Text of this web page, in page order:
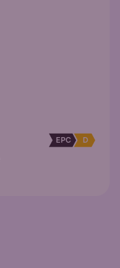
EPC D